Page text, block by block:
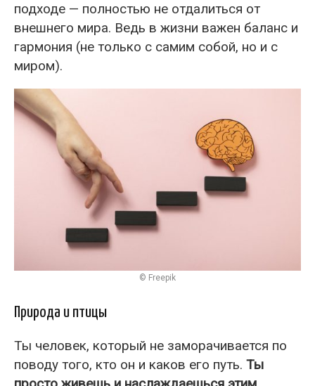
подходе — полностью не отдалиться от
внешнего мира. Ведь в жизни важен баланс и
гармония (не только с самим собой, но и с
миром).
© Freepik
Природа и птицы
Ты человек, который не заморачивается по
поводу того, кто он и каков его путь. Ты